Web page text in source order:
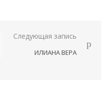
Следующая запись
ИЛИАНА ВЕРА